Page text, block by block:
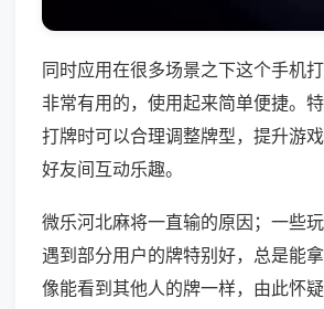
同时应用在很多场景之下这个手机
非常有用的，使用起来简单便捷。
打牌时可以合理调整牌型，提升游
好友间互动乐趣。
微乐河北麻将一直输的原因；一些
遇到部分用户的牌特别好，总是能
像能看到其他人的牌一样，由此怀